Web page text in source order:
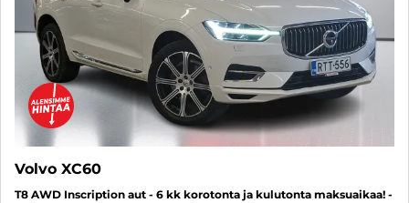
Volvo XC60
T8 AWD Inscription aut - 6 kk korotonta ja kulutonta maksuaikaa! -